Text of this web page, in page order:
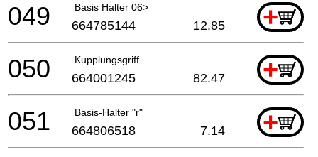
Basis Halter 06> +
049 664785144 12.85
Kupplungsgriff +
050 664001245 82.47
Basis-Halter "r" +
051 664806518 7.14